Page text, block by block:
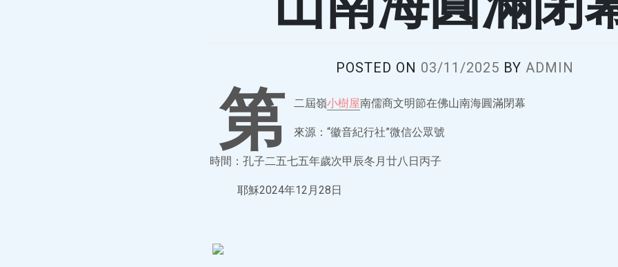
POSTED ON 03/11/2025 BY ADMIN
第 二屆嶺小樹屋南儒商文明節在佛山南海圓滿閉幕
來源：“徽音紀行社”微信公眾號
時間：孔子二五七五年歲次甲辰冬月廿八日丙子
耶穌2024年12月28日